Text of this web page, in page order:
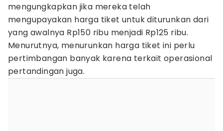
mengungkapkan jika mereka telah
mengupayakan harga tiket untuk diturunkan dari
yang awalnya Rp150 ribu menjadi Rp125 ribu.
Menurutnya, menurunkan harga tiket ini perlu
pertimbangan banyak karena terkait operasional
pertandingan juga.